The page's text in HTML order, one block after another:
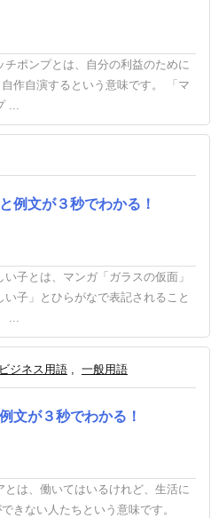
チポンプとは、自分の利益のために
作自演するという意味です。 「マ
...
例文が３秒でわかる！
子とは、マンガ「ガラスの仮面」
子」とひらがなで表記されること
...
ビジネス用語 , 一般用語
文が３秒でわかる！
とは、働いてはいるけれど、生活に
きない人たちという意味です。